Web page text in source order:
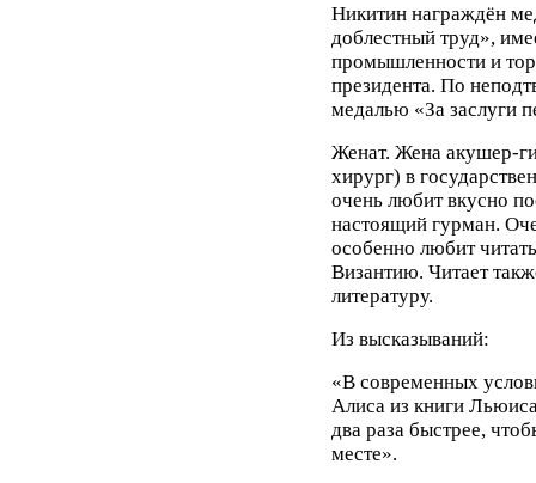
Никитин награждён
доблестный труд»,
промышленности и
президента. По
медалью «За заслуги
Женат. Жена акушер-
хирург) в
очень любит вкусно
настоящий гурман.
особенно любит
Византию. Читает
литературу.
Из высказываний:
«В современных
Алиса из книги
два раза быстрее,
месте».